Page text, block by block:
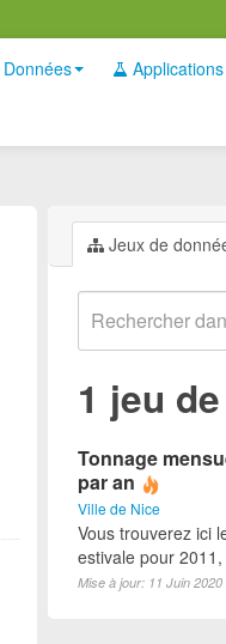
Données Applications
Jeux de
1 jeu
Tonnage
par an
Ville de Nice
Vous trouverez ici
estivale pour
Mise à jour: 11 Juin 2020